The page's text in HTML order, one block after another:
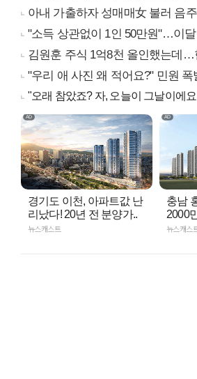
아내 가출하자 성매매女 불러 음
"소득 상관없이 1인 50만원"…이
김원훈 주식 1억8천 올인했는데…
"우리 애 사진 왜 적어요?" 민원
"오래 참았죠? 자, 오늘이 그날이에
경기도 이천, 아파트값 난
리났다! 20년 전 분양가..
뉴스캐스트
충남
2000
뉴스캐스